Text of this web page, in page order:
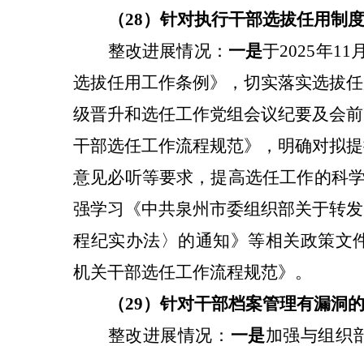
（28）针对执行干部选拔任用制
整改进展情况： 一是于2025年11
选拔任用工作条例》，切实落实选拔
级晋升和选任工作党组会议纪要及会
干部选任工作流程规范》，明确对拟
意见必听等要求，提高选任工作的科
强学习《中共泉州市委组织部关于转
程纪实办法〉的通知》等相关政策文
机关干部选任工作流程规范》。
（29）针对干部档案管理有漏洞
整改进展情况： 一是加强与组织